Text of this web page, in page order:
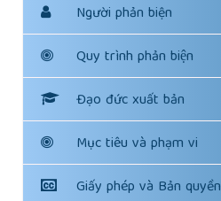
Người phản biện
Quy trình phản biện
Đạo đức xuất bản
Mục tiêu và phạm vi
Giấy phép và Bản quyền